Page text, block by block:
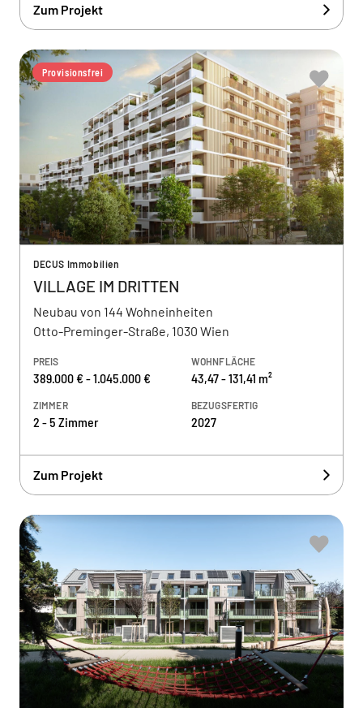
Zum Projekt
Provisionsfrei
DECUS Immobilien
VILLAGE IM DRITTEN
Neubau von 144 Wohneinheiten
Otto-Preminger-Straße, 1030 Wien
PREIS
389.000 € - 1.045.000 €
WOHNFLÄCHE
43,47 - 131,41 m²
ZIMMER
2 - 5 Zimmer
BEZUGSFERTIG
2027
Zum Projekt